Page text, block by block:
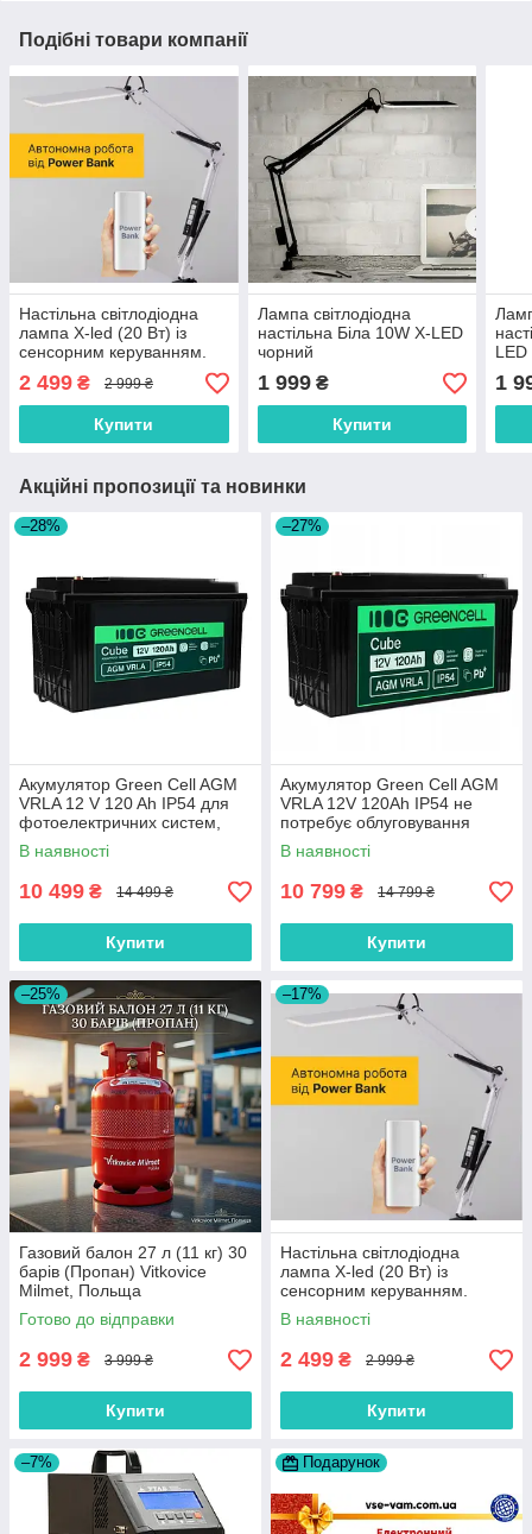
Подібні товари компанії
Настільна світлодіодна
лампа X-led (20 Вт) із
сенсорним керуванням.
Роботи від мережи і від
«Power Bank» (біла).
2 499 ₴ 2 999 ₴
Купити
Лампа світлодіодна
настільна Біла 10W X-LED
чорний
1 999₴
Купити
LED
1
Акційні пропозиції та новинки
–28%
Акумулятор Green Cell AGM
VRLA 12 V 120 Ah IP54 для
фотоелектричних систем,
яхт, човнів, сонячних панелей
В наявності
10 499 ₴ 14 499 ₴
Купити
–27%
Акумулятор Green Cell AGM
VRLA 12V 120Ah IP54 не
потребує облуговування
(термін служби - 5 років)
В наявності
10 799 ₴ 14 799 ₴
Купити
–25%
Газовий балон 27 л (11 кг) 30
барів (Пропан) Vitkovice
Milmet, Польща
Готово до відправки
2 999 ₴ 3 999 ₴
Купити
–17%
Настільна світлодіодна
лампа X-led (20 Вт) із
сенсорним керуванням.
Роботи від мережи і від
«Power Bank» (біла).
В наявності
2 499 ₴ 2 999 ₴
Купити
–7% Подарунок